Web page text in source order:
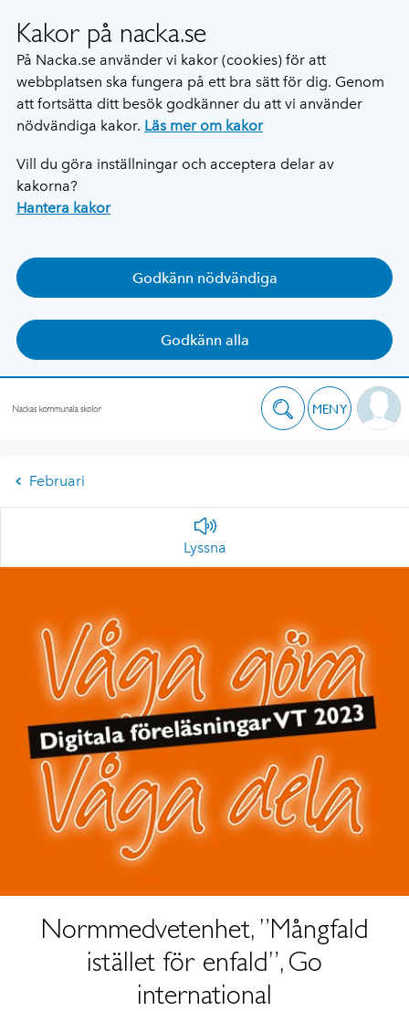
Kakor på nacka.se
På Nacka.se använder vi kakor (cookies) för att
webbplatsen ska fungera på ett bra sätt för dig. Genom
att fortsätta ditt besök godkänner du att vi använder
nödvändiga kakor. Läs mer om kakor
Vill du göra inställningar och acceptera delar av
kakorna?
Hantera kakor
Godkänn nödvändiga
Godkänn alla
MENY
Februari
Lyssna
Normmedvetenhet, ”Mångfald
istället för enfald”, Go
international